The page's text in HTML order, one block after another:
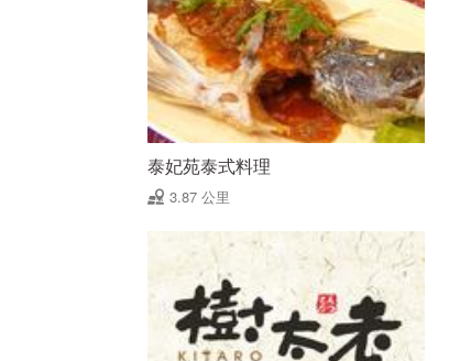
泰妃苑泰式料理
3.87 公里